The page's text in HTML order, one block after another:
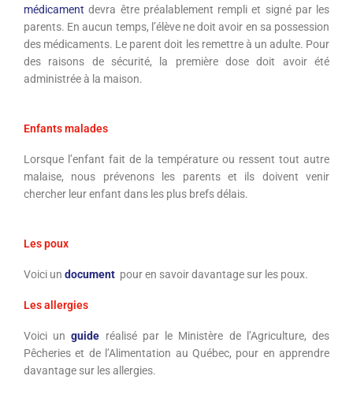
médicamentdevra être préalablement rempli et signé par les
parents. En aucun temps, l’élève ne doit avoir en sa possession
des médicaments. Le parent doit les remettre à un adulte. Pour
des raisons de sécurité, la première dose doit avoir été
administrée à la maison.
Enfants malades
Lorsque l’enfant fait de la température ou ressent tout autre
malaise, nous prévenons les parents et ils doivent venir
chercher leur enfant dans les plus brefs délais.
Les poux
Voici un document pour en savoir davantage sur les poux.
Les allergies
Voici unguide réalisé par le Ministère de l’Agriculture, des
Pêcheries et de l’Alimentation au Québec, pour en apprendre
davantage sur les allergies.